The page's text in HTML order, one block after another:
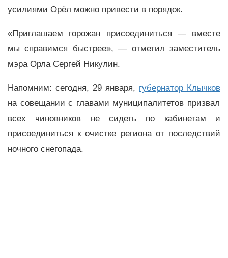
усилиями Орёл можно привести в порядок.
«Приглашаем горожан присоединиться — вместе
мы справимся быстрее», — отметил заместитель
мэра Орла Сергей Никулин.
Напомним: сегодня, 29 января, губернатор Клычков
на совещании с главами муниципалитетов призвал
всех чиновников не сидеть по кабинетам и
присоединиться к очистке региона от последствий
ночного снегопада.